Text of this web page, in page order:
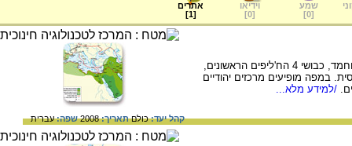
שמע
[
0
]
וידיאו
[
0
]
אתרים
[
1
]
המפה מתארת את כיבושי המוסלמים מימי מוחמד, כבושי 4 הח'ליפים הראשונים,
במפה מופיעים מרכזים יהודיים
/למידע מלא...
קהל יעד:כולםתאריך:2008 שפה:עברית